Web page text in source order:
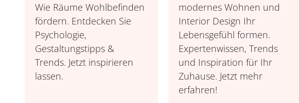
Wie Räume Wohlbefinden
fördern. Entdecken Sie
Psychologie,
Gestaltungstipps &
Trends. Jetzt inspirieren
lassen.
modernes Wohnen und
Interior Design Ihr
Lebensgefühl formen.
Expertenwissen, Trends
und Inspiration für Ihr
Zuhause. Jetzt mehr
erfahren!